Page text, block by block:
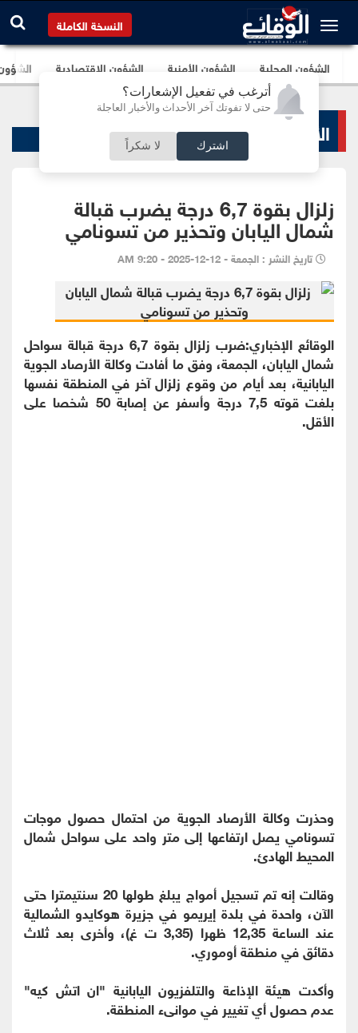
أترغب في تفعيل الإشعارات؟
حتى لا تفوتك آخر الأحداث والأخبار العاجلة
اشترك لا شكراً
النسخة الكاملة
الشؤون المحلية الشؤون الأمنية الشؤون الإقتصادية
الأخبار السياسية
زلزال بقوة 6,7 درجة يضرب قبالة
شمال اليابان وتحذير من تسونامي
تاريخ النشر : الجمعة - 12-12-2025 - 9:20 AM
الوقائع الإخباري:ضرب زلزال بقوة 6,7 درجة قبالة سواحل
شمال اليابان، الجمعة، وفق ما أفادت وكالة الأرصاد الجوية
اليابانية، بعد أيام من وقوع زلزال آخر في المنطقة نفسها
بلغت قوته 7,5 درجة وأسفر عن إصابة 50 شخصا على
الأقل.
وحذرت وكالة الأرصاد الجوية من احتمال حصول موجات
تسونامي يصل ارتفاعها إلى متر واحد على سواحل شمال
المحيط الهادئ.
وقالت إنه تم تسجيل أمواج يبلغ طولها 20 سنتيمترا حتى
الآن، واحدة في بلدة إيريمو في جزيرة هوكايدو الشمالية
عند الساعة 12,35 ظهرا (3,35 ت غ)، وأخرى بعد ثلاث
دقائق في منطقة أوموري.
وأكدت هيئة الإذاعة والتلفزيون اليابانية "ان اتش كيه"
عدم حصول أي تغيير في موانىء المنطقة.